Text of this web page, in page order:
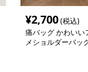
¥2,700(税込)
痛バッグ かわいい
メショルダーバッ